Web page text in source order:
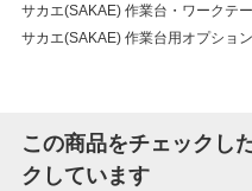
サカエ(SAKAE) 作業台・ワークテ
サカエ(SAKAE) 作業台用オプション
この商品をチェックし
クしています